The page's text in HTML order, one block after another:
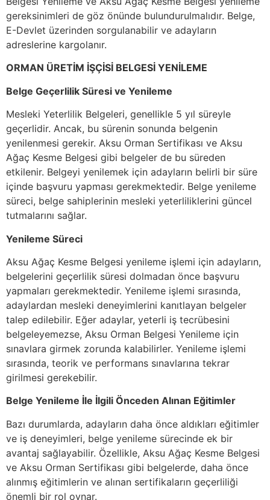
gereksinimleri de göz önünde bulundurulmalıdır. Belge,
E-Devlet üzerinden sorgulanabilir ve adayların
adreslerine kargolanır.
ORMAN ÜRETİM İŞÇİSİ BELGESİ YENİLEME
Belge Geçerlilik Süresi ve Yenileme
Mesleki Yeterlilik Belgeleri, genellikle 5 yıl süreyle
geçerlidir. Ancak, bu sürenin sonunda belgenin
yenilenmesi gerekir. Aksu Orman Sertifikası ve Aksu
Ağaç Kesme Belgesi gibi belgeler de bu süreden
etkilenir. Belgeyi yenilemek için adayların belirli bir süre
içinde başvuru yapması gerekmektedir. Belge yenileme
süreci, belge sahiplerinin mesleki yeterliliklerini güncel
tutmalarını sağlar.
Yenileme Süreci
Aksu Ağaç Kesme Belgesi yenileme işlemi için adayların,
belgelerini geçerlilik süresi dolmadan önce başvuru
yapmaları gerekmektedir. Yenileme işlemi sırasında,
adaylardan mesleki deneyimlerini kanıtlayan belgeler
talep edilebilir. Eğer adaylar, yeterli iş tecrübesini
belgeleyemezse, Aksu Orman Belgesi Yenileme için
sınavlara girmek zorunda kalabilirler. Yenileme işlemi
sırasında, teorik ve performans sınavlarına tekrar
girilmesi gerekebilir.
Belge Yenileme İle İlgili Önceden Alınan Eğitimler
Bazı durumlarda, adayların daha önce aldıkları eğitimler
ve iş deneyimleri, belge yenileme sürecinde ek bir
avantaj sağlayabilir. Özellikle, Aksu Ağaç Kesme Belgesi
ve Aksu Orman Sertifikası gibi belgelerde, daha önce
alınmış eğitimlerin ve alınan sertifikaların geçerliliği
önemli bir rol oynar.